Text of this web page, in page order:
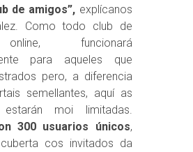
de amigos”, explícanos
Como todo club de
funcionará
para aqueles que
pero, a diferencia
semellantes, aquí as
estarán moi limitadas.
300 usuarios únicos,
cos invitados da